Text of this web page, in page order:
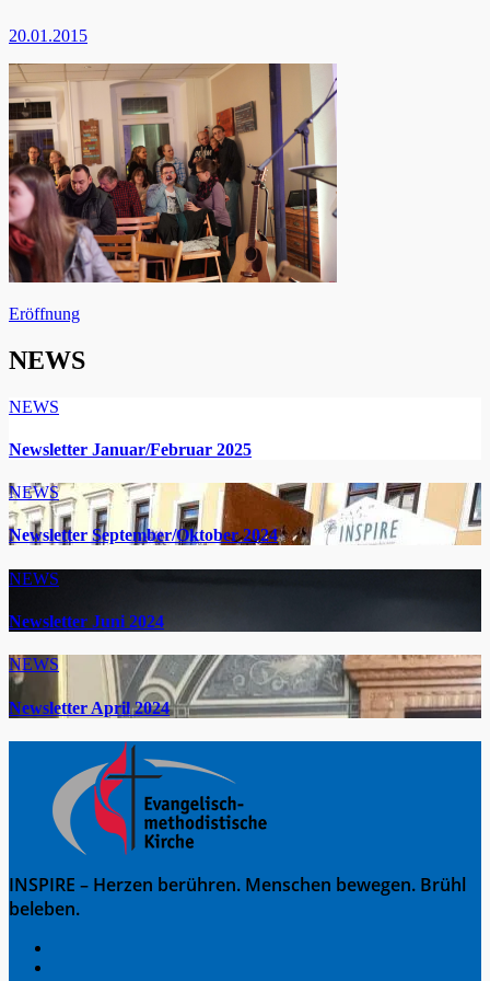
20.01.2015
Beitragsnavigation
Eröffnung
NEWS
NEWS
Newsletter Januar/Februar 2025
NEWS
Newsletter September/Oktober 2024
NEWS
Newsletter Juni 2024
NEWS
Newsletter April 2024
INSPIRE – Herzen berühren. Menschen bewegen. Brühl
beleben.